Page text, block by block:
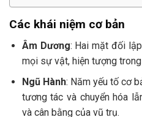
Các khái niệm cơ bản
Âm Dương: Hai mặt đối
mọi sự vật, hiện tượng
Ngũ Hành: Năm yếu tố cơ
tương tác và chuyển hóa
và cân bằng của vũ trụ.